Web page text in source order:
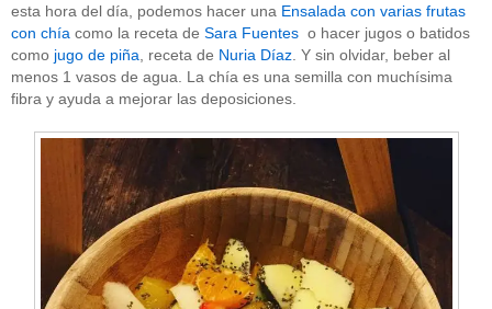
esta hora del día, podemos hacer una Ensalada con varias frutas
con chía como la receta de Sara Fuentes o hacer jugos o batidos
como jugo de piña , receta de Nuria Díaz . Y sin olvidar, beber al
menos 1 vasos de agua. La chía es una semilla con muchísima
fibra y ayuda a mejorar las deposiciones.